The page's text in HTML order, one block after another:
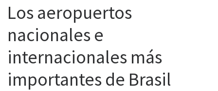
Los aeropuertos
nacionales e
internacionales más
importantes de Brasil